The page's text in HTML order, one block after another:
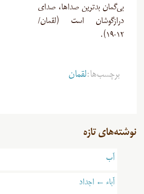
بی‌گمان بدترین صداها، صدای
درازگوشان است (لقمان/
۱۲-۱۹).
برچسب‌ها:لقمان
نوشته‌های تازه
آب
آباء ← اجداد